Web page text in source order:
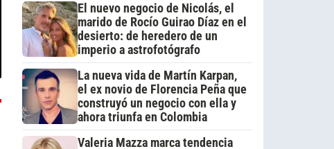
El nuevo negocio de Nicolás, el
marido de Rocío Guirao Díaz en el
desierto: de heredero de un
imperio a astrofotógrafo
La nueva vida de Martín Karpan,
el ex novio de Florencia Peña que
construyó un negocio con ella y
ahora triunfa en Colombia
Valeria Mazza marca tendencia